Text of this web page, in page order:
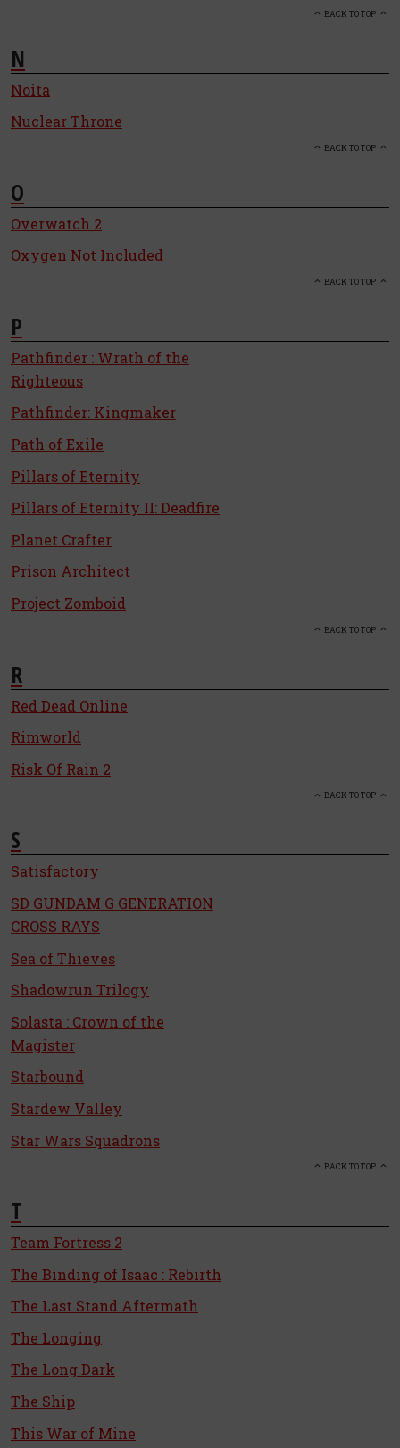
BACK TO TOP
N
Noita
Nuclear Throne
BACK TO TOP
O
Overwatch 2
Oxygen Not Included
BACK TO TOP
P
Pathfinder : Wrath of the
Righteous
Pathfinder: Kingmaker
Path of Exile
Pillars of Eternity
Pillars of Eternity II: Deadfire
Planet Crafter
Prison Architect
Project Zomboid
BACK TO TOP
R
Red Dead Online
Rimworld
Risk Of Rain 2
BACK TO TOP
S
Satisfactory
SD GUNDAM G GENERATION
CROSS RAYS
Sea of Thieves
Shadowrun Trilogy
Solasta : Crown of the
Magister
Starbound
Stardew Valley
Star Wars Squadrons
BACK TO TOP
T
Team Fortress 2
The Binding of Isaac : Rebirth
The Last Stand Aftermath
The Longing
The Long Dark
The Ship
This War of Mine